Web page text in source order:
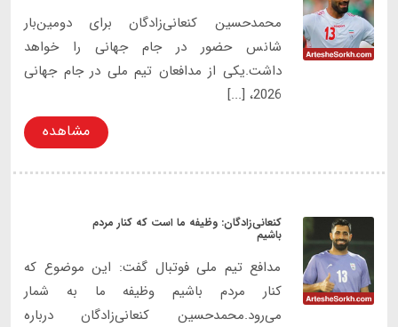
محمدحسین کنعانی‌زادگان برای دومین‌بار
شانس حضور در جام جهانی را خواهد
داشت.یکی از مدافعان تیم ملی در جام جهانی
2026، [...]
مشاهده
کنعانی‌زادگان: وظیفه ما است که کنار مردم
باشیم
مدافع تیم ملی فوتبال گفت: این موضوع که
کنار مردم باشیم وظیفه ما به شمار
می‌رود.محمدحسین کنعانی‌زادگان درباره